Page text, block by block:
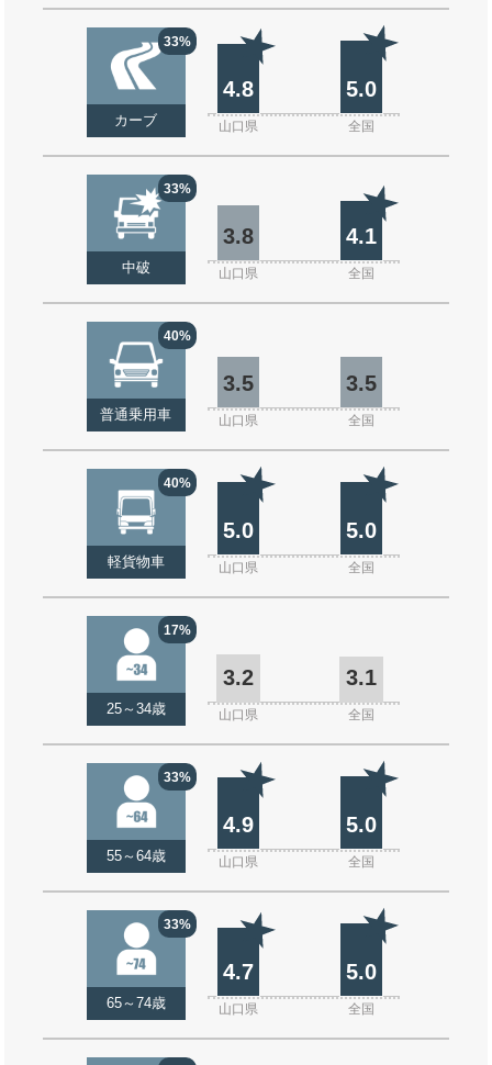
33%
カーブ
4.8 5.0
山口県 全国
33%
中破
3.8 4.1
山口県 全国
40%
普通乗用車
3.5 3.5
山口県 全国
40%
軽貨物車
5.0 5.0
山口県 全国
17%
25～34歳
3.2 3.1
山口県 全国
33%
55～64歳
4.9 5.0
山口県 全国
33%
65～74歳
4.7 5.0
山口県 全国